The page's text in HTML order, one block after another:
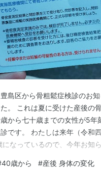
島区から骨粗鬆症検診のお
。 これは夏に受けた産後の
から七十歳までの女性が5年
です。 わたしは来年（令和
なっているので、今年お知
生理とともに回復する？！ゴ
40歳から #産後 身体の変化